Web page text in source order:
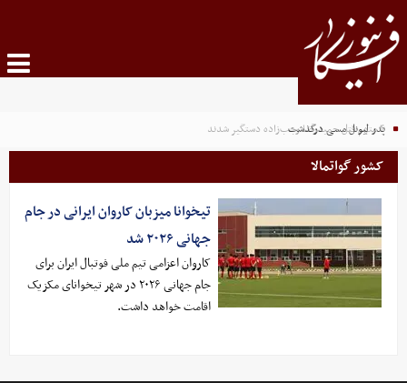
۴ متهم قتل حمیدرضا رجب‌زاده دستگیر شدند
پدر لیونل مسی درگذشت
کشور گواتمالا
تیخوانا میزبان کاروان ایرانی در جام
جهانی ۲۰۲۶ شد
کاروان اعزامی تیم ملی فوتبال ایران برای
جام جهانی ۲۰۲۶ در شهر تیخوانای مکزیک
اقامت خواهد داشت.